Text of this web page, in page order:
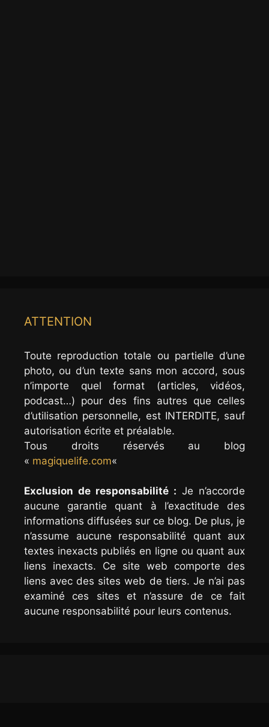
ATTENTION
Toute reproduction totale ou partielle d’une
photo, ou d’un texte sans mon accord, sous
n’importe quel format (articles, vidéos,
podcast…) pour des fins autres que celles
d’utilisation personnelle, est INTERDITE, sauf
autorisation écrite et préalable.
Tous droits réservés au blog
« magiquelife.com«
Exclusion de responsabilité : Je n’accorde
aucune garantie quant à l’exactitude des
informations diffusées sur ce blog. De plus, je
n’assume aucune responsabilité quant aux
textes inexacts publiés en ligne ou quant aux
liens inexacts. Ce site web comporte des
liens avec des sites web de tiers. Je n’ai pas
examiné ces sites et n’assure de ce fait
aucune responsabilité pour leurs contenus.